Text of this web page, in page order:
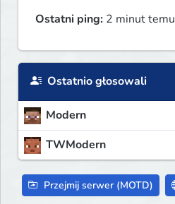
Ostatni ping: 2 minut temu
Ostatnio głosowali
Modern
TWModern
Przejmij serwer (MOTD)